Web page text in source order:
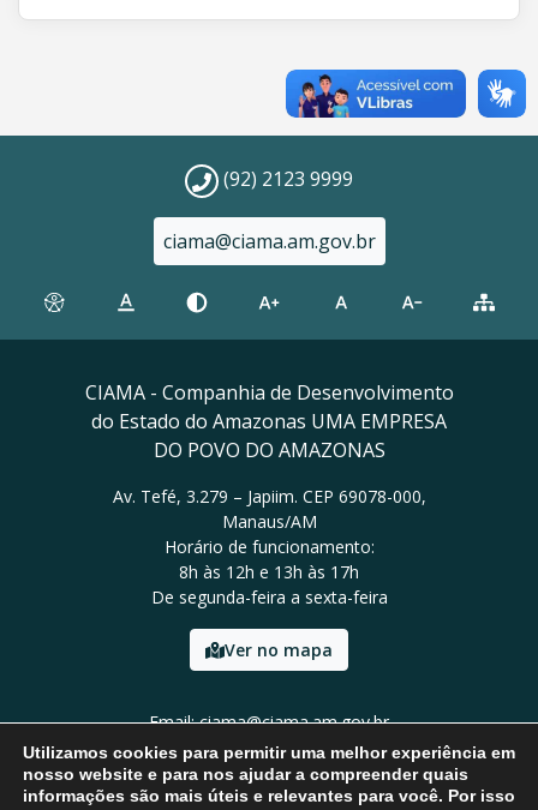
(92) 2123 9999
ciama@ciama.am.gov.br
CIAMA - Companhia de Desenvolvimento
do Estado do Amazonas UMA EMPRESA
DO POVO DO AMAZONAS
Av. Tefé, 3.279 – Japiim. CEP 69078-000,
Manaus/AM
Horário de funcionamento:
8h às 12h e 13h às 17h
De segunda-feira a sexta-feira
Ver no mapa
Email: ciama@ciama.am.gov.br
Tel: (92) 2123 9999
Utilizamos cookies para permitir uma melhor experiência em
nosso website e para nos ajudar a compreender quais
informações são mais úteis e relevantes para você. Por isso